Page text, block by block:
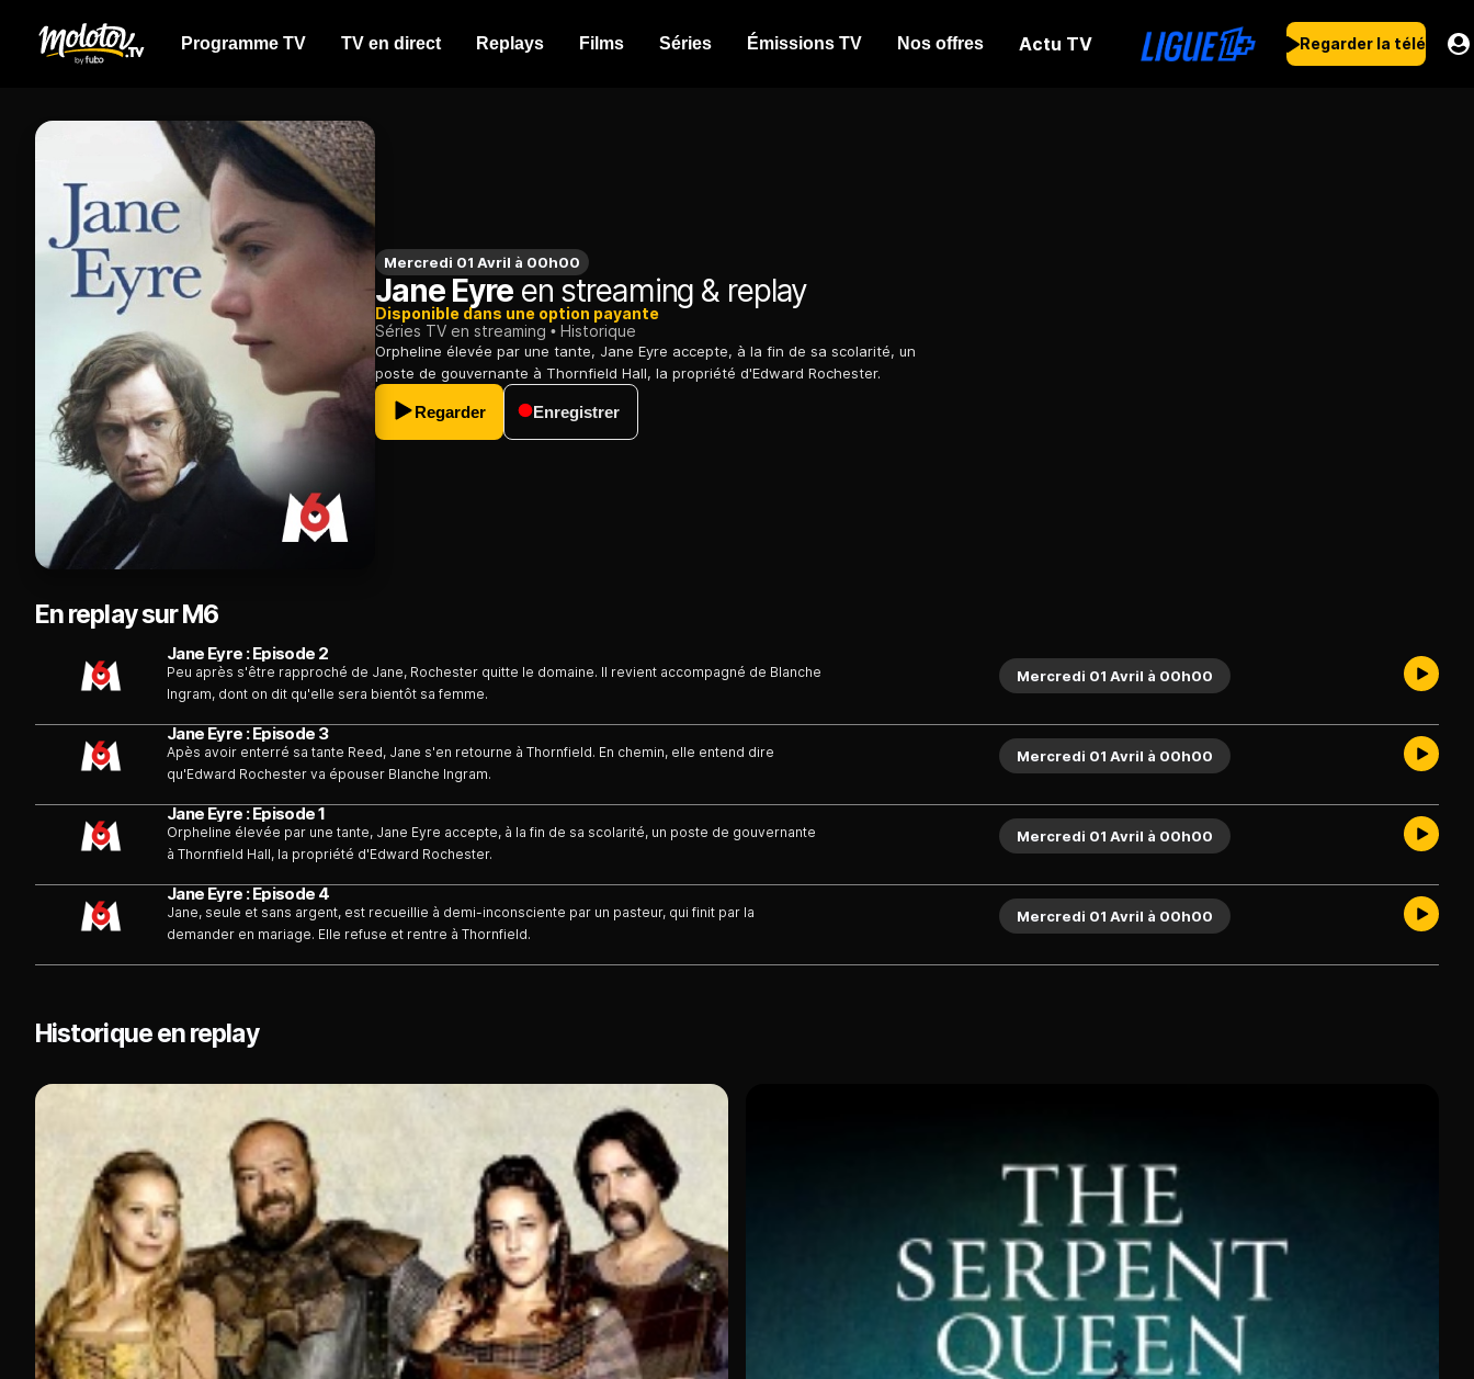
Programme TV TV en direct Replays Films Séries Émissions TV Nos offres Actu TV Regarder la télé
Mercredi 01 Avril à 00h00
Jane Eyreen streaming & replay
Disponible dans une option payante
Séries TV en streaming
Historique
Orpheline élevée par une tante, Jane Eyre accepte, à la fin de sa scolarité, un
poste de gouvernante à Thornfield Hall, la propriété d'Edward Rochester.
Regarder Enregistrer
En replay sur M6
Jane Eyre : Episode 2
Peu après s'être rapproché de Jane, Rochester quitte le domaine. Il revient accompagné de Blanche
Ingram, dont on dit qu'elle sera bientôt sa femme.
Mercredi 01 Avril à 00h00
Jane Eyre : Episode 3
Apès avoir enterré sa tante Reed, Jane s'en retourne à Thornfield. En chemin, elle entend dire
qu'Edward Rochester va épouser Blanche Ingram.
Mercredi 01 Avril à 00h00
Jane Eyre : Episode 1
Orpheline élevée par une tante, Jane Eyre accepte, à la fin de sa scolarité, un poste de gouvernante
à Thornfield Hall, la propriété d'Edward Rochester.
Mercredi 01 Avril à 00h00
Jane Eyre : Episode 4
Jane, seule et sans argent, est recueillie à demi-inconsciente par un pasteur, qui finit par la
demander en mariage. Elle refuse et rentre à Thornfield.
Mercredi 01 Avril à 00h00
Historique en replay